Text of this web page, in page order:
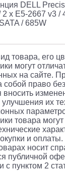
s
DELL
2 x E5-2667 v3 /
/ 685W
товара, его
могут
на сайте.
собой право
вносить
их
товара
и
носит
публичной
с пунктом 2